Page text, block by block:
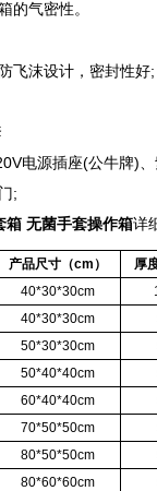
的气密性。
飞沫设计，密封性好;
电源插座(公牛牌)、
;
箱 无菌手套操作箱详
产品尺寸（cm ） 厚
40*30*30cm
40*30*30cm
50*30*30cm
50*40*40cm
60*40*40cm
70*50*50cm
80*50*50cm
80*60*60cm